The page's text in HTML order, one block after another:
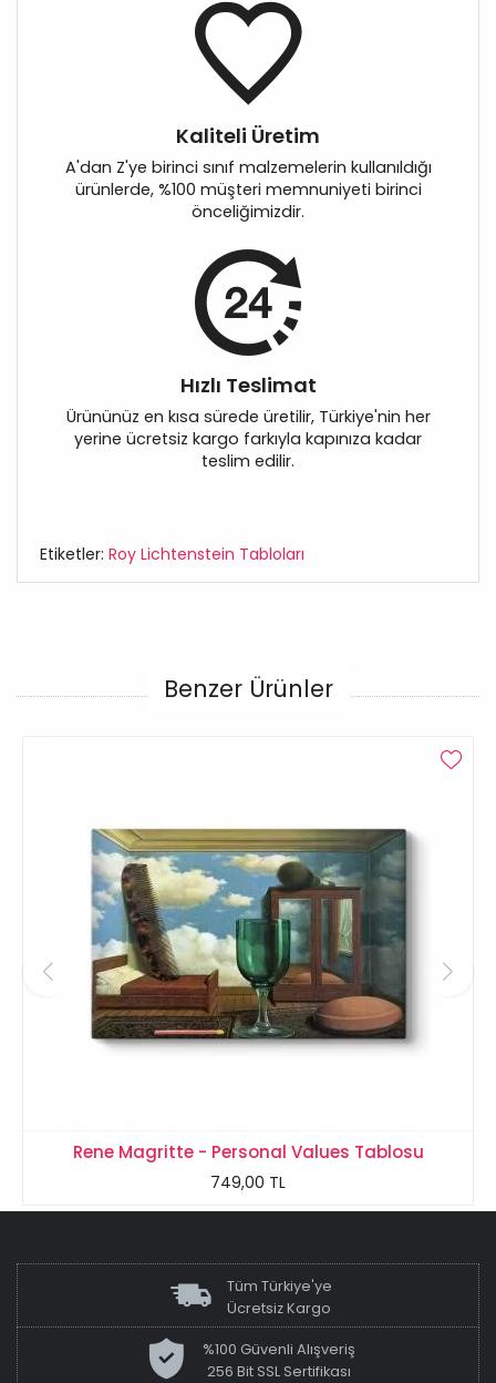
Kaliteli Üretim
A'dan Z'ye birinci sınıf malzemelerin kullanıldığı
ürünlerde, %100 müşteri memnuniyeti birinci
önceliğimizdir.
Hızlı Teslimat
Ürününüz en kısa sürede üretilir, Türkiye'nin her
yerine ücretsiz kargo farkıyla kapınıza kadar
teslim edilir.
Etiketler: Roy Lichtenstein Tabloları
Benzer Ürünler
Rene Magritte - Personal Values Tablosu
749,00 TL
Tüm Türkiye'ye
Ücretsiz Kargo
%100 Güvenli Alışveriş
256 Bit SSL Sertifikası